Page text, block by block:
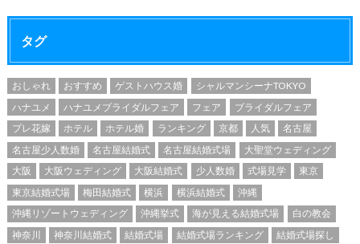
タグ
おしゃれ おすすめ ゲストハウス婚
シャルマンシーナTOKYO
ハナユメ
ハナユメブライダルフェア フェア
ブライダルフェア
プレ花嫁
ホテル ホテル婚 ランキング 京都 人気
名古屋
名古屋少人数婚
名古屋結婚式 名古屋結婚式場
大聖堂ウェディング
大阪
大阪ウェディング 大阪結婚式 少人数婚 式場見学
東京
東京結婚式場
梅田結婚式 横浜 横浜結婚式
沖縄
沖縄リゾートウェディング
沖縄挙式 海が見える結婚式場
白の教会
神奈川
神奈川結婚式 結婚式場 結婚式場ランキング
結婚式場探し